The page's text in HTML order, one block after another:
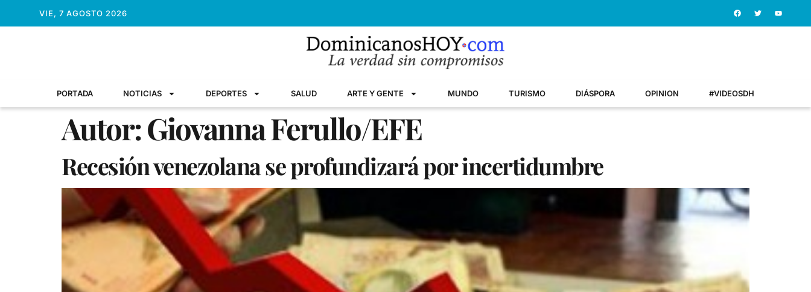
VIE, 7 AGOSTO 2026
PORTADA NOTICIAS DEPORTES SALUD ARTE Y GENTE MUNDO TURISMO DIÁSPORA OPINION #VIDEOSDH
Autor:Giovanna Ferullo/EFE
Recesión venezolana se profundizará por incertidumbre